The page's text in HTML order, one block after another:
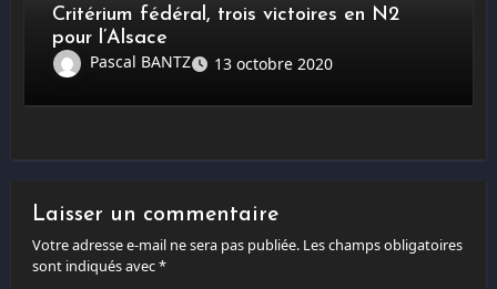
Critérium fédéral, trois victoires en N2
pour l’Alsace
Pascal BANTZ
13 octobre 2020
Laisser un commentaire
Votre adresse e-mail ne sera pas publiée. Les champs obligatoires
sont indiqués avec*